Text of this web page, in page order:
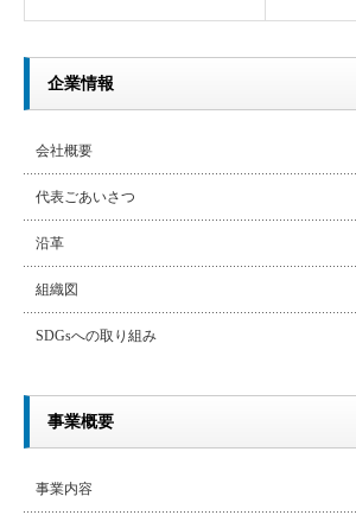
企業情報
会社概要
代表ごあいさつ
沿革
組織図
SDGsへの取り組み
事業概要
事業内容